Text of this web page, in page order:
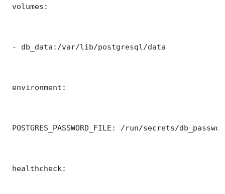
volumes:
- db_data:/var/lib/postgresql/data
environment:
POSTGRES_PASSWORD_FILE: /run/secrets/
healthcheck: